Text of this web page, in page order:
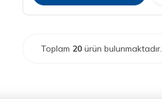
Toplam 20 ürün bulunmaktadır.